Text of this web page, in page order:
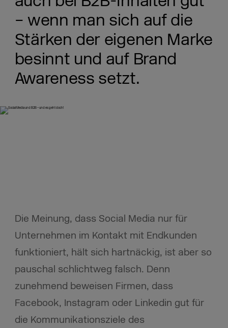
– wenn man sich auf die
Stärken der eigenen Marke
besinnt und auf Brand
Awareness setzt.
Die Meinung, dass Social Media nur für
Unternehmen im Kontakt mit Endkunden
funktioniert, hält sich hartnäckig, ist aber so
pauschal schlichtweg falsch. Denn
zunehmend beweisen Firmen, dass
Facebook, Instagram oder Linkedin gut für
die Kommunikationsziele des